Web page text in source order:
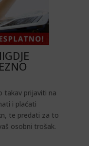
takav prijaviti na
i plaćati
te predati za to
osobni trošak.